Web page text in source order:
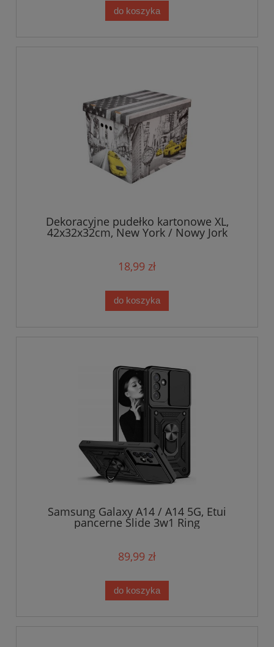
do koszyka
Dekoracyjne pudełko kartonowe XL,
42x32x32cm, New York / Nowy Jork
18,99 zł
do koszyka
Samsung Galaxy A14 / A14 5G, Etui
pancerne Slide 3w1 Ring
89,99 zł
do koszyka